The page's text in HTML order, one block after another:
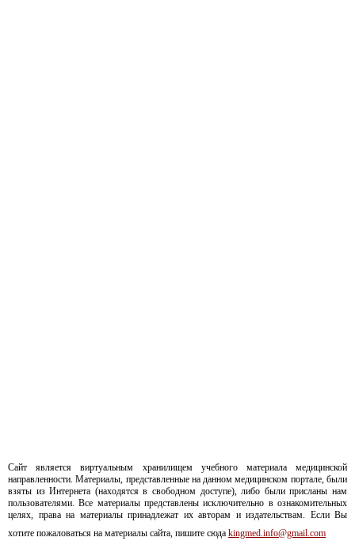
Сайт является виртуальным хранилищем учебного материала медицинской
направленности. Материалы, представленные на данном медицинском портале, были
взяты из Интернета (находятся в свободном доступе), либо были присланы нам
пользователями. Все материалы представлены исключительно в ознакомительных
целях, права на материалы принадлежат их авторам и издательствам. Если Вы
хотите пожаловаться на материалы сайта, пишите сюда kingmed.info@gmail.com